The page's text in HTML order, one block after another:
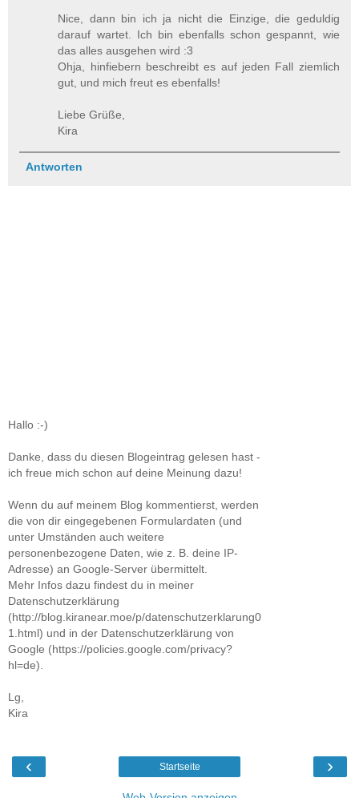
Nice, dann bin ich ja nicht die Einzige, die geduldig
darauf wartet. Ich bin ebenfalls schon gespannt, wie
das alles ausgehen wird :3
Ohja, hinfiebern beschreibt es auf jeden Fall ziemlich
gut, und mich freut es ebenfalls!
Liebe Grüße,
Kira
Antworten
Hallo :-)
Danke, dass du diesen Blogeintrag gelesen hast -
ich freue mich schon auf deine Meinung dazu!
Wenn du auf meinem Blog kommentierst, werden
die von dir eingegebenen Formulardaten (und
unter Umständen auch weitere
personenbezogene Daten, wie z. B. deine IP-
Adresse) an Google-Server übermittelt.
Mehr Infos dazu findest du in meiner
Datenschutzerklärung
(http://blog.kiranear.moe/p/datenschutzerklarung0
1.html) und in der Datenschutzerklärung von
Google (https://policies.google.com/privacy?
hl=de).
Lg,
Kira
‹ ›
Startseite